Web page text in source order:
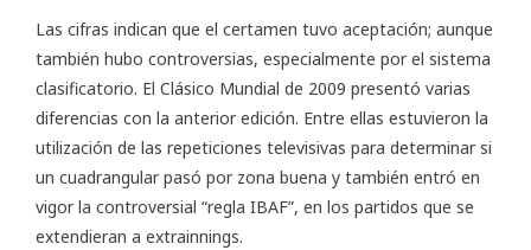
Las cifras indican que el certamen tuvo aceptación; aunque
también hubo controversias, especialmente por el sistema
clasificatorio. El Clásico Mundial de 2009 presentó varias
diferencias con la anterior edición. Entre ellas estuvieron la
utilización de las repeticiones televisivas para determinar si
un cuadrangular pasó por zona buena y también entró en
vigor la controversial “regla IBAF”, en los partidos que se
extendieran a extrainnings.